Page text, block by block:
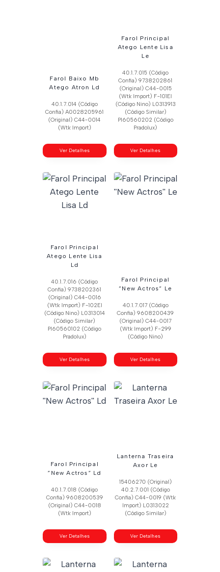
Farol Baixo Mb
Atego Atron Ld
40.1.7.014 (Código
Confia) A0028205961
(Original) C44-0014
(Wtk Import)
Ver Detalhes
Farol Principal
Atego Lente Lisa
Le
40.1.7.015 (Código
Confia) 9738202861
(Original) C44-0015
(Wtk Import) F-101El
(Código Nino) L0313913
(Código Similar)
Pl60560202 (Código
Pradolux)
Ver Detalhes
Farol Principal
Atego Lente Lisa
Ld
40.1.7.016 (Código
Confia) 9738202361
(Original) C44-0016
(Wtk Import) F-102El
(Código Nino) L0313014
(Código Similar)
Pl60560102 (Código
Pradolux)
Ver Detalhes
Farol Principal
”New Actros” Le
40.1.7.017 (Código
Confia) 9608200439
(Original) C44-0017
(Wtk Import) F-299
(Código Nino)
Ver Detalhes
Farol Principal
”New Actros” Ld
40.1.7.018 (Código
Confia) 9608200539
(Original) C44-0018
(Wtk Import)
Ver Detalhes
Lanterna Traseira
Axor Le
15406270 (Original)
40.2.7.001 (Código
Confia) C44-0019 (Wtk
Import) L0313022
(Código Similar)
Ver Detalhes